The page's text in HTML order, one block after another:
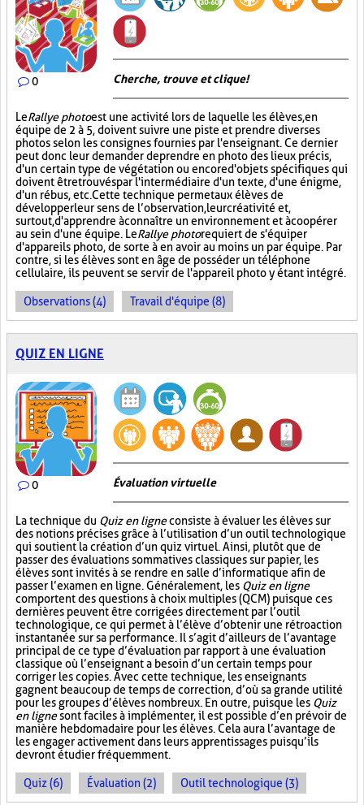
0 Cherche, trouve et clique !
LeRallye photoest une activité lors de laquelle les élèves, en
équipe de 2 à 5, doivent suivre une piste et prendre diverses
photos selon les consignes fournies par l'enseignant. Ce dernier
peut donc leur demander de prendre en photo des lieux précis,
d'un certain type de végétation ou encore d'objets spécifiques qui
doivent être trouvés par l'intermédiaire d'un texte, d'une énigme,
d'un rébus, etc. Cette technique permet aux élèves de
développer leur sens de l’observation, leur créativité et,
surtout, d'apprendre à connaître un environnement et à coopérer
au sein d'une équipe. LeRallye photorequiert de s'équiper
d'appareils photo, de sorte à en avoir au moins un par équipe. Par
contre, si les élèves sont en âge de posséder un téléphone
cellulaire, ils peuvent se servir de l'appareil photo y étant intégré.
Observations (4) Travail d'équipe (8)
QUIZ EN LIGNE
0 Évaluation virtuelle
La technique du Quiz en ligneconsiste à évaluer les élèves sur
des notions précises grâce à l’utilisation d’un outil technologique
qui soutient la création d’un quiz virtuel. Ainsi, plutôt que de
passer des évaluations sommatives classiques sur papier, les
élèves sont invités à se rendre en salle d’informatique afin de
passer l’examen en ligne. Généralement, les Quiz en ligne
comportent des questions à choix multiples (QCM) puisque ces
dernières peuvent être corrigées directement par l’outil
technologique, ce qui permet à l’élève d’obtenir une rétroaction
instantanée sur sa performance. Il s’agit d’ailleurs de l’avantage
principal de ce type d’évaluation par rapport à une évaluation
classique où l’enseignant a besoin d’un certain temps pour
corriger les copies. Avec cette technique, les enseignants
gagnent beaucoup de temps de correction, d’où sa grande utilité
pour les groupes d’élèves nombreux. En outre, puisque les Quiz
en lignesont faciles à implémenter, il est possible d’en prévoir de
manière hebdomadaire pour les élèves. Cela aura l’avantage de
les engager activement dans leurs apprentissages puisqu’ils
devront étudier fréquemment.
Quiz (6) Évaluation (2) Outil technologique (3)